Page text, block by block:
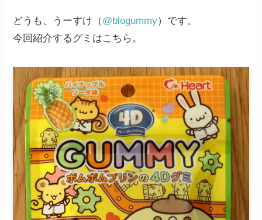
どうも、うーすけ（@blogummy）です。
今回紹介するグミはこちら。